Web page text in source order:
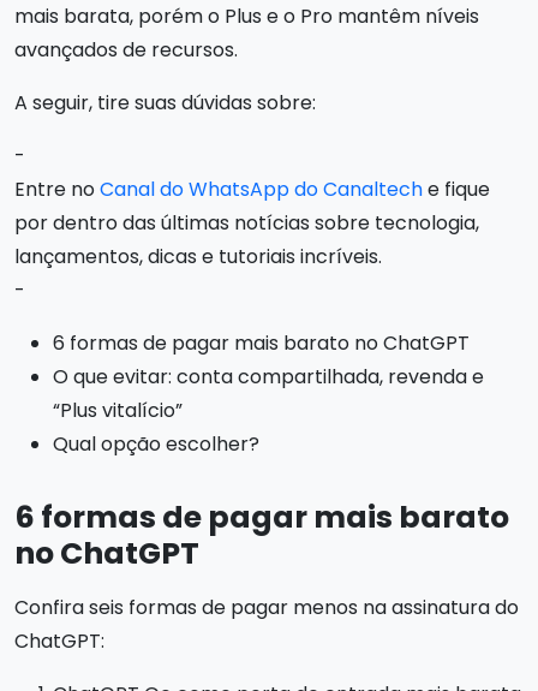
mais barata, porém o Plus e o Pro mantêm níveis
avançados de recursos.
A seguir, tire suas dúvidas sobre:
-
Entre noCanal do WhatsApp do Canalteche fique
por dentro das últimas notícias sobre tecnologia,
lançamentos, dicas e tutoriais incríveis.
-
6 formas de pagar mais barato no ChatGPT
O que evitar: conta compartilhada, revenda e
“Plus vitalício”
Qual opção escolher?
6 formas de pagar mais barato
no ChatGPT
Confira seis formas de pagar menos na assinatura do
ChatGPT: